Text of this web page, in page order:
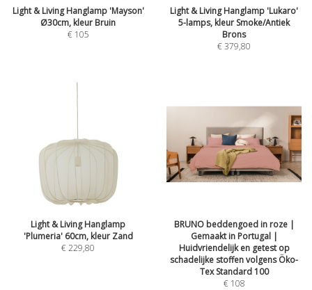
Light & Living Hanglamp 'Mayson'
Ø30cm, kleur Bruin
€ 105
Light & Living Hanglamp 'Lukaro'
5-lamps, kleur Smoke/Antiek
Brons
€379,80
Light & Living Hanglamp
'Plumeria' 60cm, kleur Zand
€229,80
BRUNO beddengoed in roze |
Gemaakt in Portugal |
Huidvriendelijk en getest op
schadelijke stoffen volgens Öko-
Tex Standard 100
€ 108